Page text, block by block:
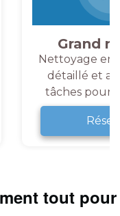
Grand
Nettoyage en
détaillé et
tâches pour
tout pour